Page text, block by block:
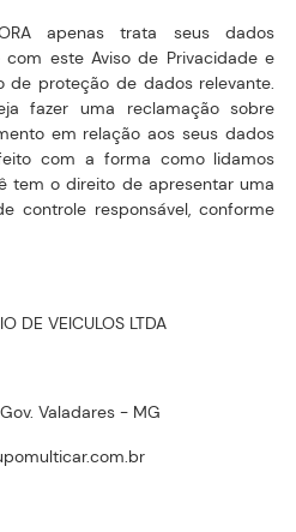
apenas trata seus dados
este Aviso de Privacidade e
de proteção de dados relevante.
fazer uma reclamação sobre
em relação aos seus dados
com a forma como lidamos
tem o direito de apresentar uma
controle responsável, conforme
DE VEICULOS LTDA
Valadares - MG